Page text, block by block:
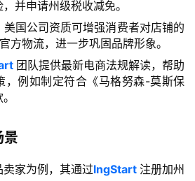
注册
并申请州级税收减免。
美国公司资质可增强消费者对店铺的
方物流，进一步巩固品牌形象。
团队提供最新电商法规解读，帮助
，例如制定符合《马格努森-莫斯保
景
家为例，其通过lngStart 注册加州